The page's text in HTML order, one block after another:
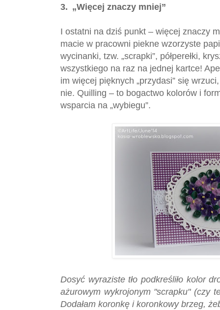
3. „Więcej znaczy mniej”
I ostatni na dziś punkt – więcej znaczy
macie w pracowni piekne wzorzyste
wycinanki, tzw. „scrapki”, półperełki,
wszystkiego na raz na jednej kartce!
im więcej pięknych „przydasi” się
nie. Quilling – to bogactwo kolorów i
wsparcia na „wybiegu”.
Dosyć wyraziste tło podkreśliło kolor
ażurowym wykrojonym "scrapku" (czy
Dodałam koronkę i koronkowy brzeg,